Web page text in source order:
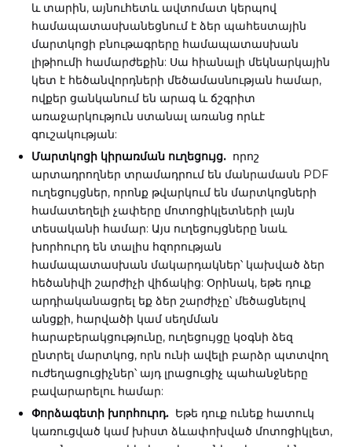
և տարին, այնուհետև ավտոմատ կերպով
համապատասխանեցնում է ձեր պահեստային
մարտկոցի բնութագրերը համապատասխան
լիթիումի համարժեքին: Սա հիանալի մեկնարկային
կետ է հեծանվորդների մեծամասնության համար,
ովքեր ցանկանում են արագ և ճշգրիտ
առաջարկություն ստանալ առանց որևէ
գուշակության:
Մարտկոցի կիրառման ուղեցույց. որոշ
արտադրողներ տրամադրում են մանրամասն PDF
ուղեցույցներ, որոնք թվարկում են մարտկոցների
համատեղելի չափերը մոտոցիկլետների լայն
տեսականի համար: Այս ուղեցույցները նաև
խորհուրդ են տալիս հզորության
համապատասխան մակարդակներ՝ կախված ձեր
հեծանիվի շարժիչի վիճակից: Օրինակ, եթե դուք
արդիականացրել եք ձեր շարժիչը՝ մեծացնելով
անցքի, հարվածի կամ սեղմման
հարաբերակցությունը, ուղեցույցը կօգնի ձեզ
ընտրել մարտկոց, որն ունի ավելի բարձր պտտվող
ուժեղացուցիչներ՝ այդ լրացուցիչ պահանջները
բավարարելու համար:
Փորձագետի խորհուրդ. Եթե դուք ունեք հատուկ
կառուցված կամ խիստ ձևափոխված մոտոցիկլետ,